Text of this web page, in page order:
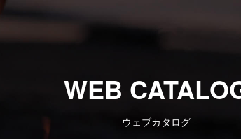
WEB
ウェブカタログ